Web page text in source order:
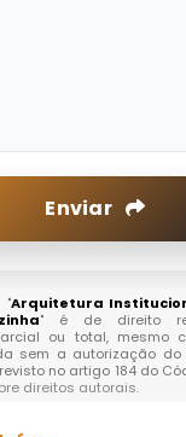
Enviar
"Arquitetura
" é de direito
ou total, mesmo
sem a autorização do
no artigo 184 do
direitos autorais.